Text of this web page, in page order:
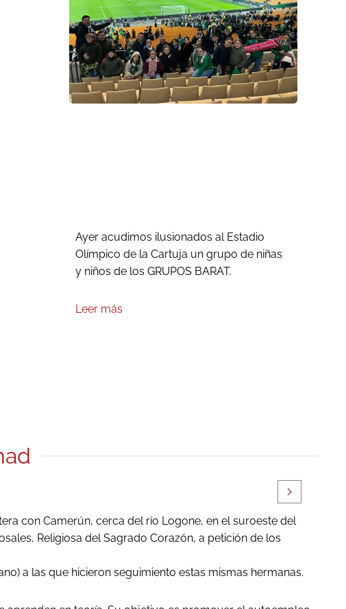
Ayer acudimos ilusionados al Estadio
Olímpico de la Cartuja un grupo de niñas
y niños de los GRUPOS BARAT.
Leer más
con Camerún, cerca del río Logone, en el suroeste del
Religiosa del Sagrado Corazón, a petición de los
a las que hicieron seguimiento estas mismas hermanas.